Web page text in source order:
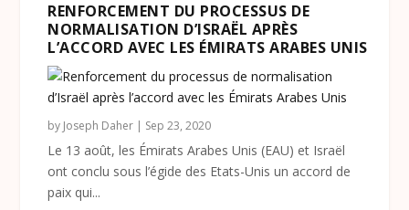
RENFORCEMENT DU PROCESSUS DE
NORMALISATION D’ISRAËL APRÈS
L’ACCORD AVEC LES ÉMIRATS ARABES UNIS
by Joseph Daher | Sep 23, 2020
Le 13 août, les Émirats Arabes Unis (EAU) et Israël
ont conclu sous l’égide des Etats-Unis un accord de
paix qui...